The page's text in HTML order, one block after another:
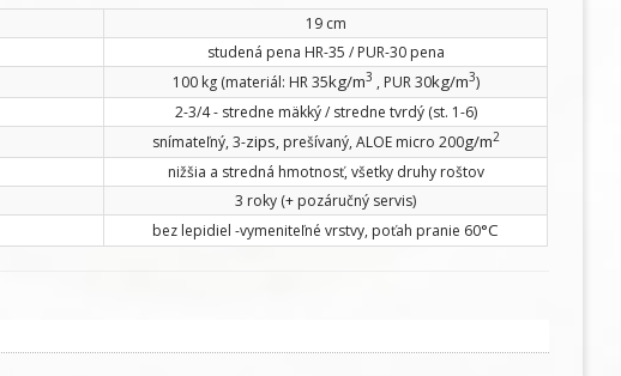
19 cm
studená pena HR-35 / PUR-30 pena
100 kg (materiál: HR 35kg/m3 , PUR 30kg/m3)
2-3/4 - stredne mäkký / stredne tvrdý (st. 1-6)
snímateľný, 3-zips, prešívaný, ALOE micro 200g/m2
nižšia a stredná hmotnosť, všetky druhy roštov
3 roky (+ pozáručný servis)
bez lepidiel -vymeniteľné vrstvy, poťah pranie 60°C